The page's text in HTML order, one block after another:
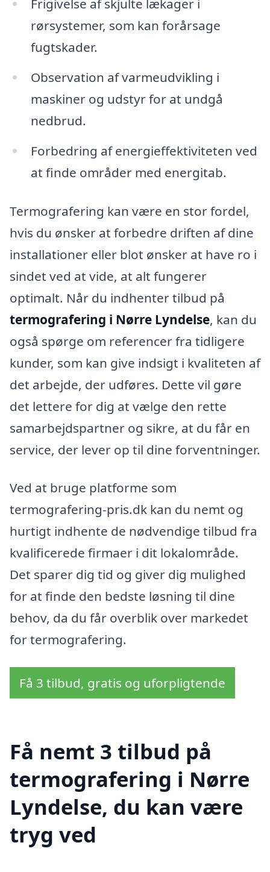
Frigivelse af skjulte lækager i
rørsystemer, som kan forårsage
fugtskader.
Observation af varmeudvikling i
maskiner og udstyr for at undgå
nedbrud.
Forbedring af energieffektiviteten ved
at finde områder med energitab.
Termografering kan være en stor fordel,
hvis du ønsker at forbedre driften af dine
installationer eller blot ønsker at have ro i
sindet ved at vide, at alt fungerer
optimalt. Når du indhenter tilbud på
termografering i Nørre Lyndelse, kan du
også spørge om referencer fra tidligere
kunder, som kan give indsigt i kvaliteten af
det arbejde, der udføres. Dette vil gøre
det lettere for dig at vælge den rette
samarbejdspartner og sikre, at du får en
service, der lever op til dine forventninger.
Ved at bruge platforme som
termografering-pris.dk kan du nemt og
hurtigt indhente de nødvendige tilbud fra
kvalificerede firmaer i dit lokalområde.
Det sparer dig tid og giver dig mulighed
for at finde den bedste løsning til dine
behov, da du får overblik over markedet
for termografering.
Få 3 tilbud, gratis og uforpligtende
Få nemt 3 tilbud på
termografering i Nørre
Lyndelse, du kan være
tryg ved